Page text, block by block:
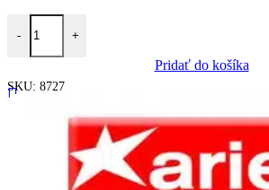
-
množstvo Guferá ARI 083
+
Pridať do košíka
SKU: 8727